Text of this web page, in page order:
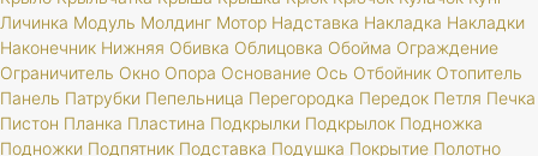
Личинка Модуль Молдинг Мотор Надставка Накладка Накладки
Наконечник Нижняя Обивка Облицовка Обойма Ограждение
Ограничитель Окно Опора Основание Ось Отбойник Отопитель
Панель Патрубки Пепельница Перегородка Передок Петля Печка
Пистон Планка Пластина Подкрылки Подкрылок Подножка
Подножки Подпятник Подставка Подушка Покрытие Полотно